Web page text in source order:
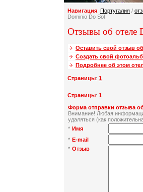
Навигация: Португалия /
Dominio Do Sol
Отзывы об отеле
Оставить свой отзыв
Создать свой
Подробнее об этом
Страницы: 1
Страницы: 1
Форма отправки отзыва
Внимание! Любая
удаляться (как
* Имя
* E-mail
* Отзыв